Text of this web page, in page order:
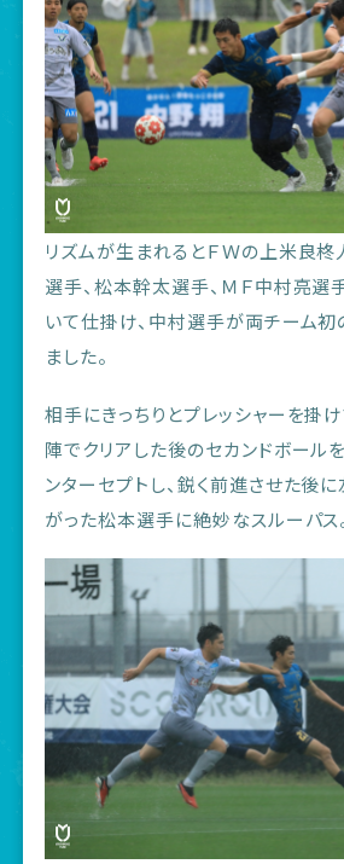
リズムが生まれるとＦＷの上米良柊
選手、松本幹太選手、ＭＦ中村亮選
いて仕掛け、中村選手が両チーム初
ました。
相手にきっちりとプレッシャーを掛
陣でクリアした後のセカンドボール
ンターセプトし、鋭く前進させた後
がった松本選手に絶妙なスルーパス